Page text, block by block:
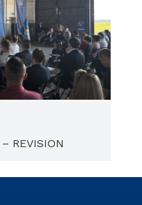
REVISION